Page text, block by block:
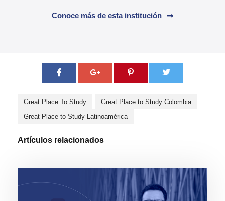
Conoce más de esta institución
Great Place To Study
Great Place to Study Colombia
Great Place to Study Latinoamérica
Artículos relacionados